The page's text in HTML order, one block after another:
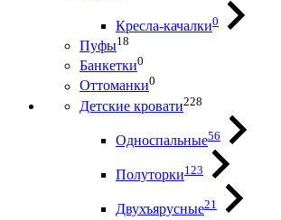
Кресла-качалки0
Пуфы18
Банкетки0
Оттоманки0
Детские кровати228
Односпальные56
Полуторки123
Двухъярусные21